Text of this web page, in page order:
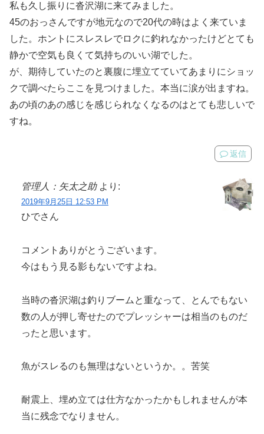
私も久し振りに沓沢湖に来てみました。
45のおっさんですが地元なので20代の時はよく来ていま
した。ホントにスレスレでロクに釣れなかったけどとても
静かで空気も良くて気持ちのいい湖でした。
が、期待していたのと裏腹に埋立てていてあまりにショッ
クで調べたらここを見つけました。本当に涙が出ますね。
あの頃のあの感じを感じられなくなるのはとても悲しいで
すね。
返信
管理人：矢太之助 より:
2019年9月25日 12:53 PM
ひでさん
コメントありがとうございます。
今はもう見る影もないですよね。
当時の沓沢湖は釣りブームと重なって、とんでもない
数の人が押し寄せたのでプレッシャーは相当のものだ
ったと思います。
魚がスレるのも無理はないというか。。苦笑
耐震上、埋め立ては仕方なかったかもしれませんが本
当に残念でなりません。